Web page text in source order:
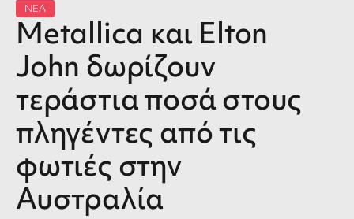
ΝΕΑ
Metallica και Elton
John δωρίζουν
τεράστια ποσά στους
πληγέντες από τις
φωτιές στην
Αυστραλία